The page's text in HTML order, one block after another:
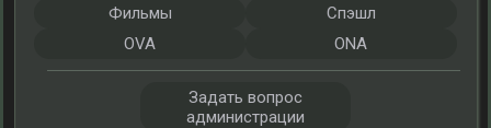
Фильмы
Спэшл
OVA
ONA
Задать вопрос
администрации